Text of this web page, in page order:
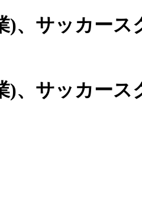
、 サッカース
)、サッカース